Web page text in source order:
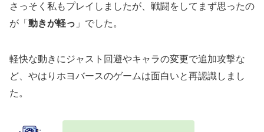
さっそく私もプレイしましたが、戦闘をしてまず思ったの
が「 動きが軽っ 」でした。
軽快な動きにジャスト回避やキャラの変更で追加攻撃な
ど、やはりホヨバースのゲームは面白いと再認識しまし
た。